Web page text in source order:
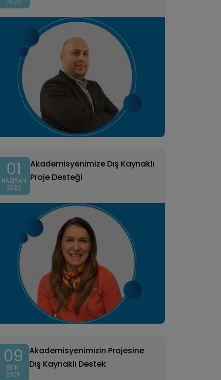
01
HAZIRAN
2026
Akademisyenimize Dış Kaynaklı
Proje Desteği
09
EKIM
2025
Akademisyenimizin Projesine
Dış Kaynaklı Destek